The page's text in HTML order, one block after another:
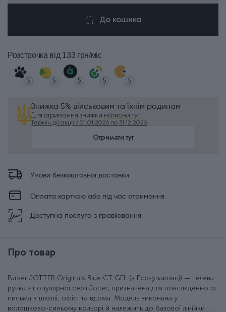
До кошика
Розстрочка від 133 грн/міс
5 5 5 5 5
Знижка 5% військовим та їхнім родинам
Для отримання знижки натисни тут
Термін дії акції з 01.01.2026 по 31.12.2026
Отримати тут
Умови безкоштовної доставки
Оплата карткою або під час отримання
Доступна послуга з гравіювання
Про товар
Parker JOTTER Originals Blue CT GEL (в Eco-упаковці) — гелева
ручка з популярної серії Jotter, призначена для повсякденного
письма в школі, офісі та вдома. Модель виконана у
волошково-синьому кольорі й належить до базової лінійки